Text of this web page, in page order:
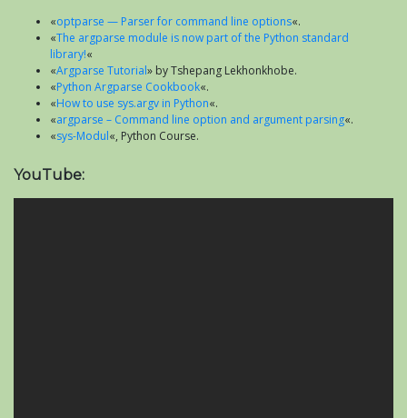
«optparse — Parser for command line options«.
«The argparse module is now part of the Python standard
library!«
«Argparse Tutorial» by Tshepang Lekhonkhobe.
«Python Argparse Cookbook«.
«How to use sys.argv in Python«.
«argparse – Command line option and argument parsing«.
«sys-Modul«, Python Course.
YouTube: